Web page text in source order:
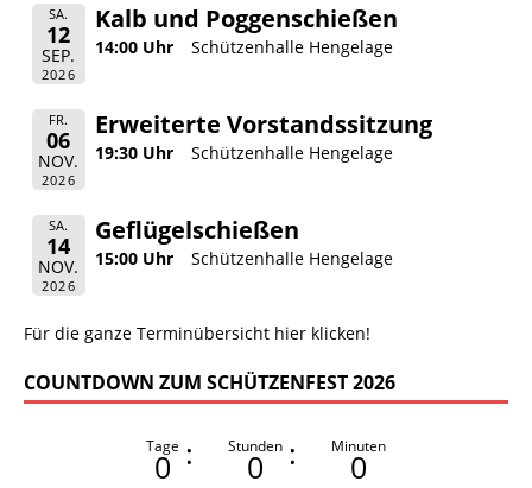
SA.
12
SEP.
2026
Kalb und Poggenschießen
14:00 Uhr Schützenhalle Hengelage
FR.
06
NOV.
2026
Erweiterte Vorstandssitzung
19:30 Uhr Schützenhalle Hengelage
SA.
14
NOV.
2026
Geflügelschießen
15:00 Uhr Schützenhalle Hengelage
Für die ganze Terminübersicht hier klicken!
COUNTDOWN ZUM SCHÜTZENFEST 2026
Tage
0 : Stunden
0 : Minuten
0